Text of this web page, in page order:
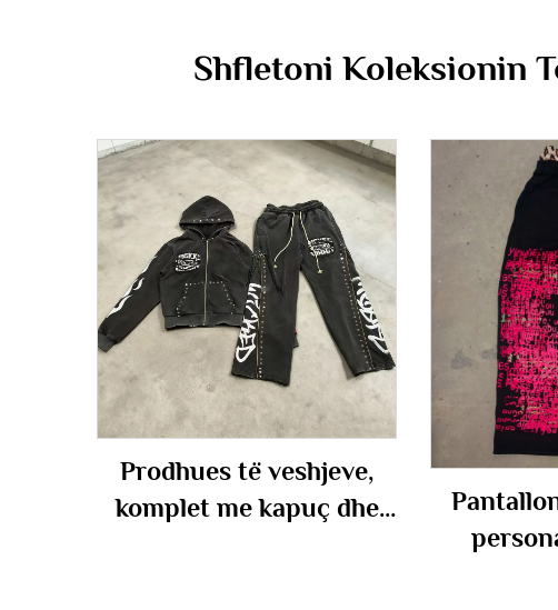
Shfletoni Koleksionin
Prodhues të veshjeve,
komplet me kapuç dhe